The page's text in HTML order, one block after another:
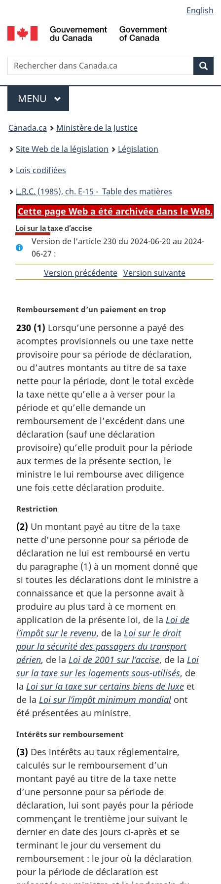
au
contenu
propos
de
la
HTML
simplifiée
selection
English
Recherche
Menu
MENU PRINCIPAL
You
are
here:
Canada.ca
Ministère de la Justice
Site Web de la législation
Législation
Lois codifiées
L.R.C. (1985), ch. E-15 - Table des matières
Cette page Web a été archivée dans le Web.
Loi sur la taxe d’accise
Version de l'article 230 du 2024-06-20 au 2024-
06-27 :
Version précédentedeVersion suivantede
N
t
e
m
a
g
i
n
a
e
:
Remboursement d’un paiement en trop
230 (1) Lorsqu’une personne a payé des
acomptes provisionnels ou une taxe nette
provisoire pour sa période de déclaration,
ou d’autres montants au titre de sa taxe
nette pour la période, dont le total excède
la taxe nette qu’elle a à verser pour la
période et qu’elle demande un
remboursement de l’excédent dans une
déclaration (sauf une déclaration
provisoire) qu’elle produit pour la période
aux termes de la présente section, le
ministre le lui rembourse avec diligence
une fois cette déclaration produite.
N
t
e
m
a
g
i
n
a
l
e
:
Restriction
(2) Un montant payé au titre de la taxe
nette d’une personne pour sa période de
déclaration ne lui est remboursé en vertu
du paragraphe (1) à un moment donné que
si toutes les déclarations dont le ministre a
connaissance et que la personne avait à
produire au plus tard à ce moment en
application de la présente loi, de la Loi de
l’impôt sur le revenu, de la Loi sur le droit
pour la sécurité des passagers du transport
aérien, de la Loi de 2001 sur l’accise, de la Loi
sur la taxe sur les logements sous-utilisés, de
la Loi sur la taxe sur certains biens de luxe et
de la Loi sur l’impôt minimum mondial ont
été présentées au ministre.
N
t
e
m
a
g
i
n
a
e
:
Intérêts sur remboursement
(3) Des intérêts au taux réglementaire,
calculés sur le remboursement d’un
montant payé au titre de la taxe nette
d’une personne pour sa période de
déclaration, lui sont payés pour la période
commençant le trentième jour suivant le
dernier en date des jours ci-après et se
terminant le jour du versement du
remboursement : le jour où la déclaration
pour la période de déclaration est